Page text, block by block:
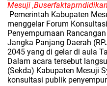
Mesuji
Pemerintah Kabupaten
menggelar Forum
Penyempurnaan
Jangka Panjang Daerah
2045 yang di gelar di aula
Dalam acara tersebut
(Sekda) Kabupaten Mesuji
konsultasi publik